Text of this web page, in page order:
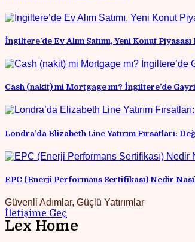
İngiltere’de Ev Alım Satımı, Yeni Konut
Cash (nakit) mi Mortgage mı? İngiltere’de
Londra’da Elizabeth Line Yatırım Fırsatları:
EPC (Enerji Performans Sertifikası) Nedir
Güvenli Adımlar, Güçlü Yatırımlar
İletişime Geç
Lex Home